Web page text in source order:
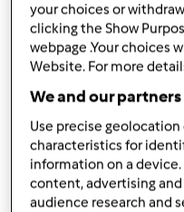
100gramówwina
sok z 1/2 limonki
5-7suszonych
4plastry
paseczki
dekorację
4plastry chudego
2czubate łyżki3
naturalnego
your choices or
clicking the Show
webpage .Your choices
Website. For more
We and our
Use precise
characteristics for
information on a
content, advertising
audience research and